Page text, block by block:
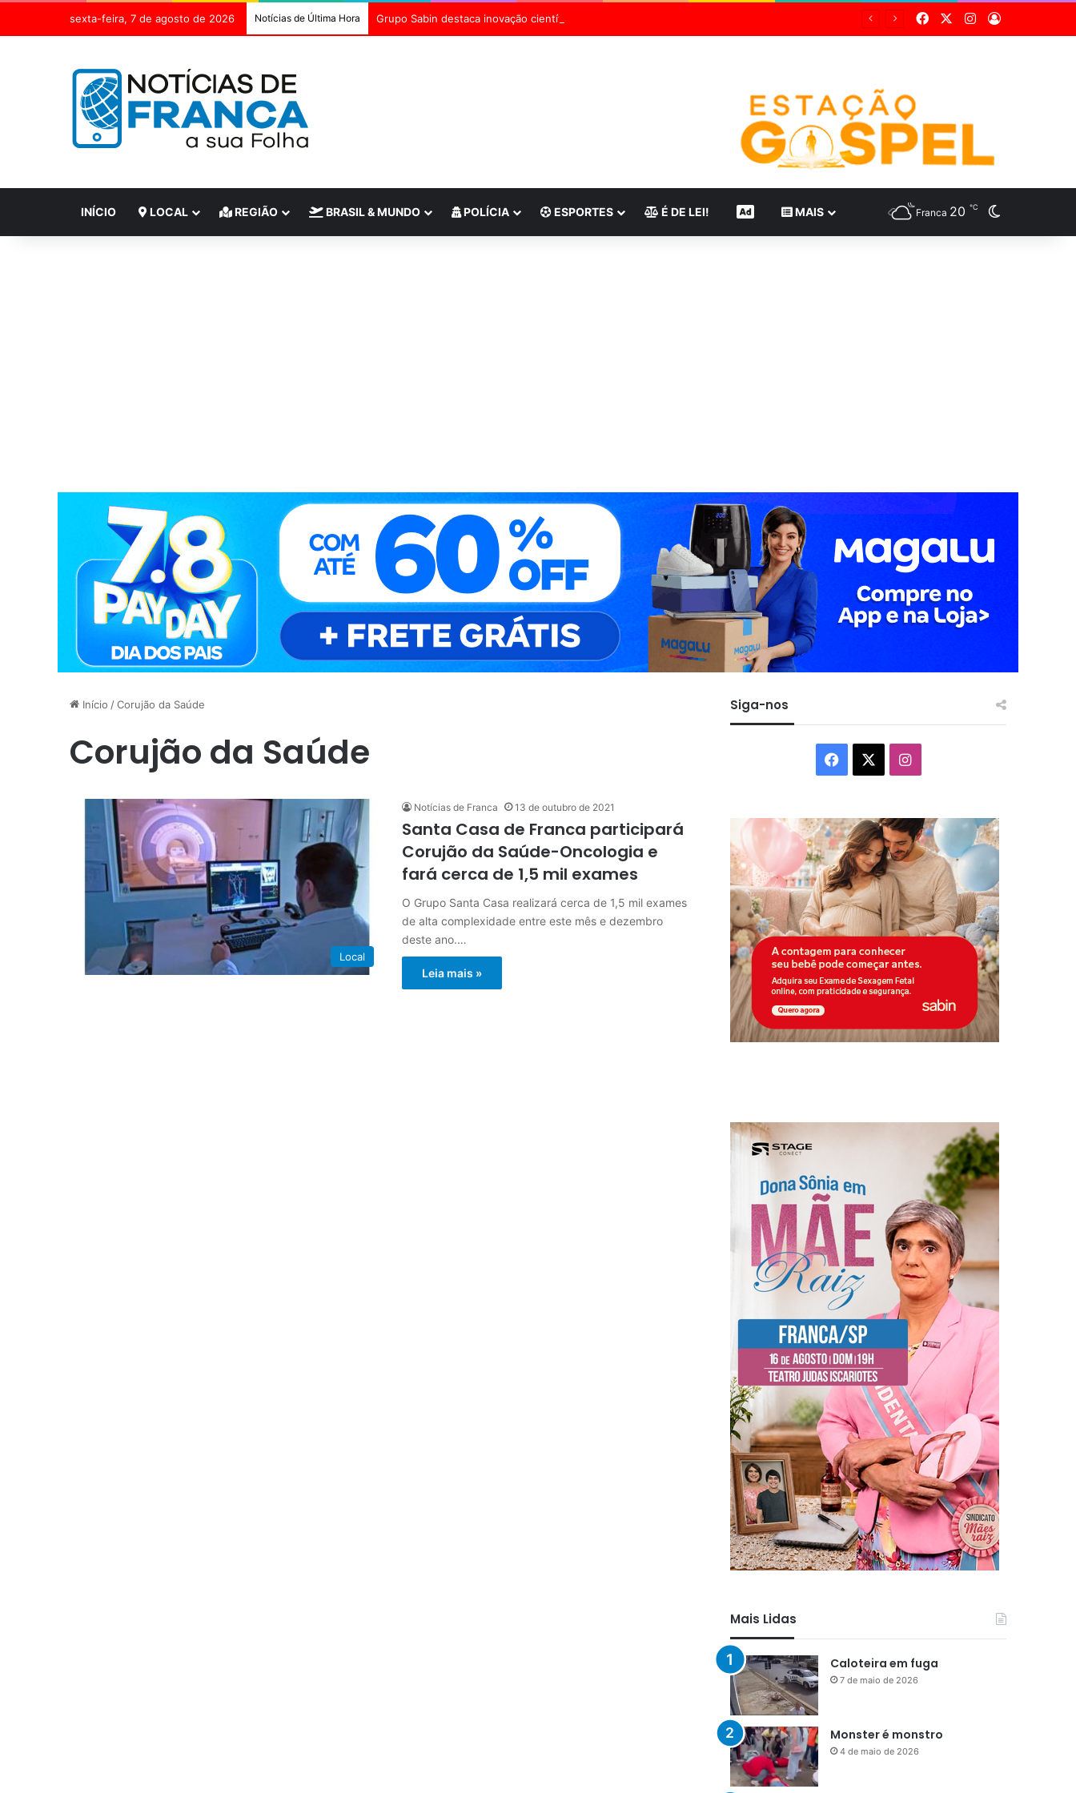
sexta-feira, 7 de agosto de 2026 Notícias de Última Hora FacebookInstagram
Entrar
INÍCIO LOCAL REGIÃO BRASIL & MUNDO POLÍCIA ESPORTES É DE LEI! CONTEÚDO DE MARCA
MAIS Franca 20 ℃
Início /Corujão da Saúde
Corujão da Saúde
Local
Notícias de Franca 13 de outubro de 2021
Santa Casa de Franca participará
Corujão da Saúde-Oncologia e
fará cerca de 1,5 mil exames
O Grupo Santa Casa realizará cerca de 1,5 mil exames
de alta complexidade entre este mês e dezembro
deste ano.…
Leia mais »
Siga-nos
Facebook Instagram
Mais Lidas
Caloteira em fuga
7 de maio de 2026
Monster é monstro
4 de maio de 2026